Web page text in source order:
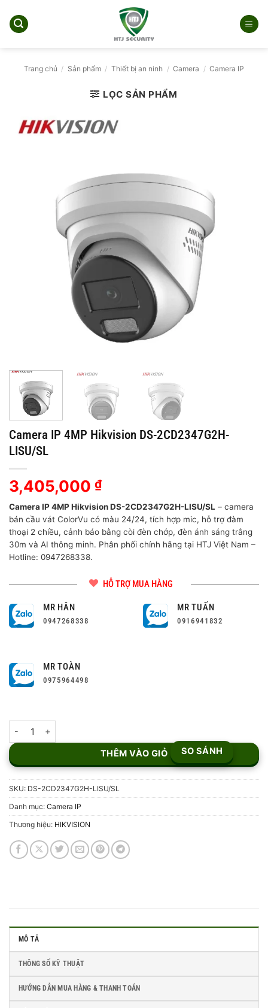
qua
Trang chủ / Sản phẩm / Thiết bị an ninh / Camera / Camera IP
LỌC SẢN PHẨM
Camera IP 4MP Hikvision DS-2CD2347G2H-
LISU/SL
3,405,000 ₫
Camera IP 4MP Hikvision DS-2CD2347G2H-LISU/SL – camera
bán cầu vát ColorVu có màu 24/24, tích hợp mic, hỗ trợ đàm
thoại 2 chiều, cảnh báo bằng còi đèn chớp, đèn ánh sáng trắng
30m và AI thông minh. Phân phối chính hãng tại HTJ Việt Nam –
Hotline: 0947268338.
HỖ TRỢ MUA HÀNG
MR HÂN
0947268338
MR TUẤN
0916941832
MR TOÀN
0975964498
THÊM VÀO GIỎ SO SÁNH
SKU: DS-2CD2347G2H-LISU/SL
Danh mục: Camera IP
Thương hiệu: HIKVISION
MÔ TẢ
THÔNG SỐ KỸ THUẬT
HƯỚNG DẪN MUA HÀNG & THANH TOÁN